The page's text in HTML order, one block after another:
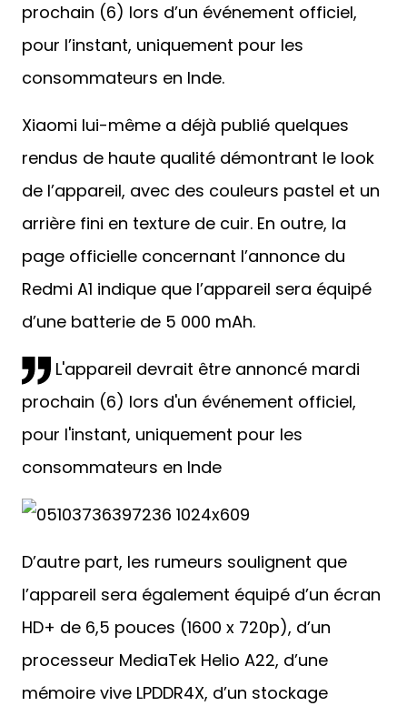
prochain (6) lors d’un événement officiel,
pour l’instant, uniquement pour les
consommateurs en Inde.
Xiaomi lui-même a déjà publié quelques
rendus de haute qualité démontrant le look
de l’appareil, avec des couleurs pastel et un
arrière fini en texture de cuir. En outre, la
page officielle concernant l’annonce du
Redmi A1 indique que l’appareil sera équipé
d’une batterie de 5 000 mAh.
L'appareil devrait être annoncé mardi
prochain (6) lors d'un événement officiel,
pour l'instant, uniquement pour les
consommateurs en Inde
D’autre part, les rumeurs soulignent que
l’appareil sera également équipé d’un écran
HD+ de 6,5 pouces (1600 x 720p), d’un
processeur MediaTek Helio A22, d’une
mémoire vive LPDDR4X, d’un stockage